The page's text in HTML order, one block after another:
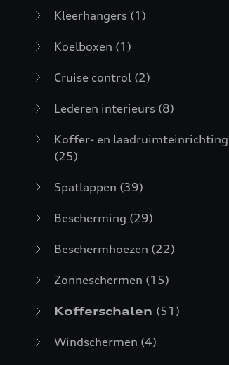
Kleerhangers (1)
Koelboxen (1)
Cruise control (2)
Lederen interieurs (8)
Koffer- en laadruimteinrichting
(25)
Spatlappen (39)
Bescherming (29)
Beschermhoezen (22)
Zonneschermen (15)
Kofferschalen (51)
Windschermen (4)